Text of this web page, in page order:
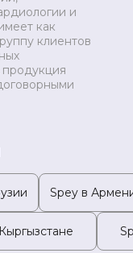
и
как
клиентов
продукция
Spey в